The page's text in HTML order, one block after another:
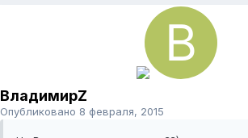
ВладимирZ
Опубликовано 8 февраля, 2015